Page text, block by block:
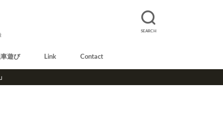
SEARCH
遊び Link Contact